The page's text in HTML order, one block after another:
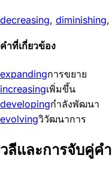
decreasing, diminishing,
คำที่เกี่ยวข้อง
expandingการขยาย
increasingเพิ่มขึ้น
developingกำลังพัฒนา
evolvingวิวัฒนาการ
วลีและการจับคู่คำ